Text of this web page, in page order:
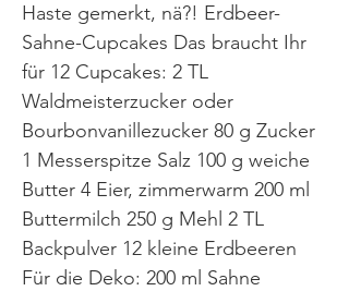
Haste gemerkt, nä?! Erdbeer-
Sahne-Cupcakes Das braucht Ihr
für 12 Cupcakes: 2 TL
Waldmeisterzucker oder
Bourbonvanillezucker 80 g Zucker
1 Messerspitze Salz 100 g weiche
Butter 4 Eier, zimmerwarm 200 ml
Buttermilch 250 g Mehl 2 TL
Backpulver 12 kleine Erdbeeren
Für die Deko: 200 ml Sahne